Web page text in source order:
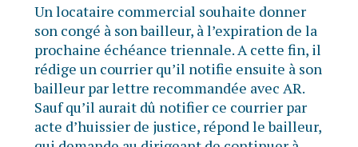
Un locataire commercial souhaite donner
son congé à son bailleur, à l’expiration de la
prochaine échéance triennale. A cette fin, il
rédige un courrier qu’il notifie ensuite à son
bailleur par lettre recommandée avec AR.
Sauf qu’il aurait dû notifier ce courrier par
acte d’huissier de justice, répond le bailleur,